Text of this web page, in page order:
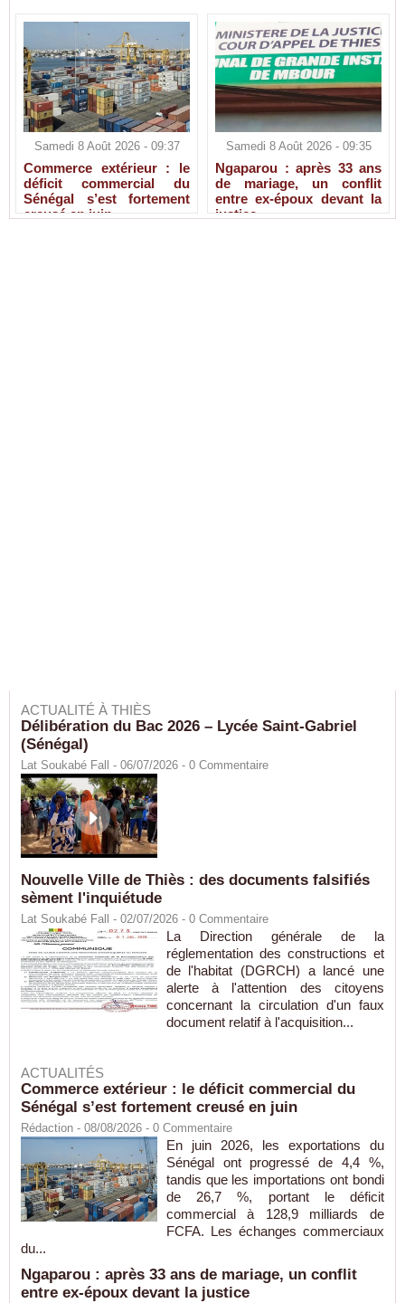
Samedi 8 Août 2026 - 09:37
Commerce extérieur : le
déficit commercial du
Sénégal s’est fortement
creusé en juin
Samedi 8 Août 2026 - 09:35
Ngaparou : après 33 ans
de mariage, un conflit
entre ex-époux devant la
justice
ACTUALITÉ À THIÈS
Délibération du Bac 2026 – Lycée Saint-Gabriel
(Sénégal)
Lat Soukabé Fall - 06/07/2026 - 0 Commentaire
Nouvelle Ville de Thiès : des documents falsifiés
sèment l'inquiétude
Lat Soukabé Fall - 02/07/2026 - 0 Commentaire
La Direction générale de la
réglementation des constructions et
de l'habitat (DGRCH) a lancé une
alerte à l'attention des citoyens
concernant la circulation d'un faux
document relatif à l'acquisition...
ACTUALITÉS
Commerce extérieur : le déficit commercial du
Sénégal s’est fortement creusé en juin
Rédaction - 08/08/2026 - 0 Commentaire
En juin 2026, les exportations du
Sénégal ont progressé de 4,4 %,
tandis que les importations ont bondi
de 26,7 %, portant le déficit
commercial à 128,9 milliards de
FCFA. Les échanges commerciaux
du...
Ngaparou : après 33 ans de mariage, un conflit
entre ex-époux devant la justice